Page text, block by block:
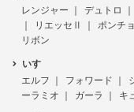
レンジャー
デュトロ
リエッセⅡ
ポンチョ
リボン
いすゞ
エルフ
フォワード
ーラミオ
ガーラ キ